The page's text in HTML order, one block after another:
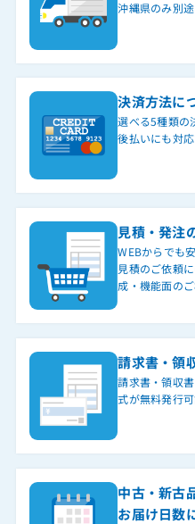
沖縄県のみ別途
決済方法に
選べる5種類の
後払いにも対
見積・発注
WEBからでも
見積のご依頼
成・機能面のご
請求書・領
請求書・領収
式が無料発行可
中古・新古
お届け日数